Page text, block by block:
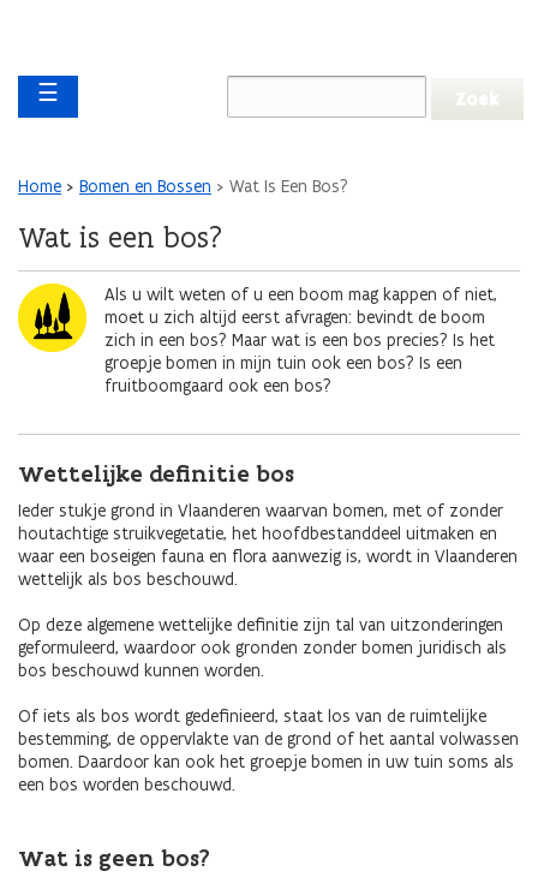
gaan
Main navigation
☰
Kruimelpad
Home Bomen en Bossen Wat Is Een Bos?
Wat is een bos?
AfbeeldingAls u wilt weten of u een boom mag kappen of niet,
moet u zich altijd eerst afvragen: bevindt de boom
zich in een bos? Maar wat is een bos precies? Is het
groepje bomen in mijn tuin ook een bos? Is een
fruitboomgaard ook een bos?
Wettelijke definitie bos
Ieder stukje grond in Vlaanderen waarvan bomen, met of zonder
houtachtige struikvegetatie, het hoofdbestanddeel uitmaken en
waar een boseigen fauna en flora aanwezig is, wordt in Vlaanderen
wettelijk als bos beschouwd.
Op deze algemene wettelijke definitie zijn tal van uitzonderingen
geformuleerd, waardoor ook gronden zonder bomen juridisch als
bos beschouwd kunnen worden.
Of iets als bos wordt gedefinieerd, staat los van de ruimtelijke
bestemming, de oppervlakte van de grond of het aantal volwassen
bomen. Daardoor kan ook het groepje bomen in uw tuin soms als
een bos worden beschouwd.
Wat is geen bos?